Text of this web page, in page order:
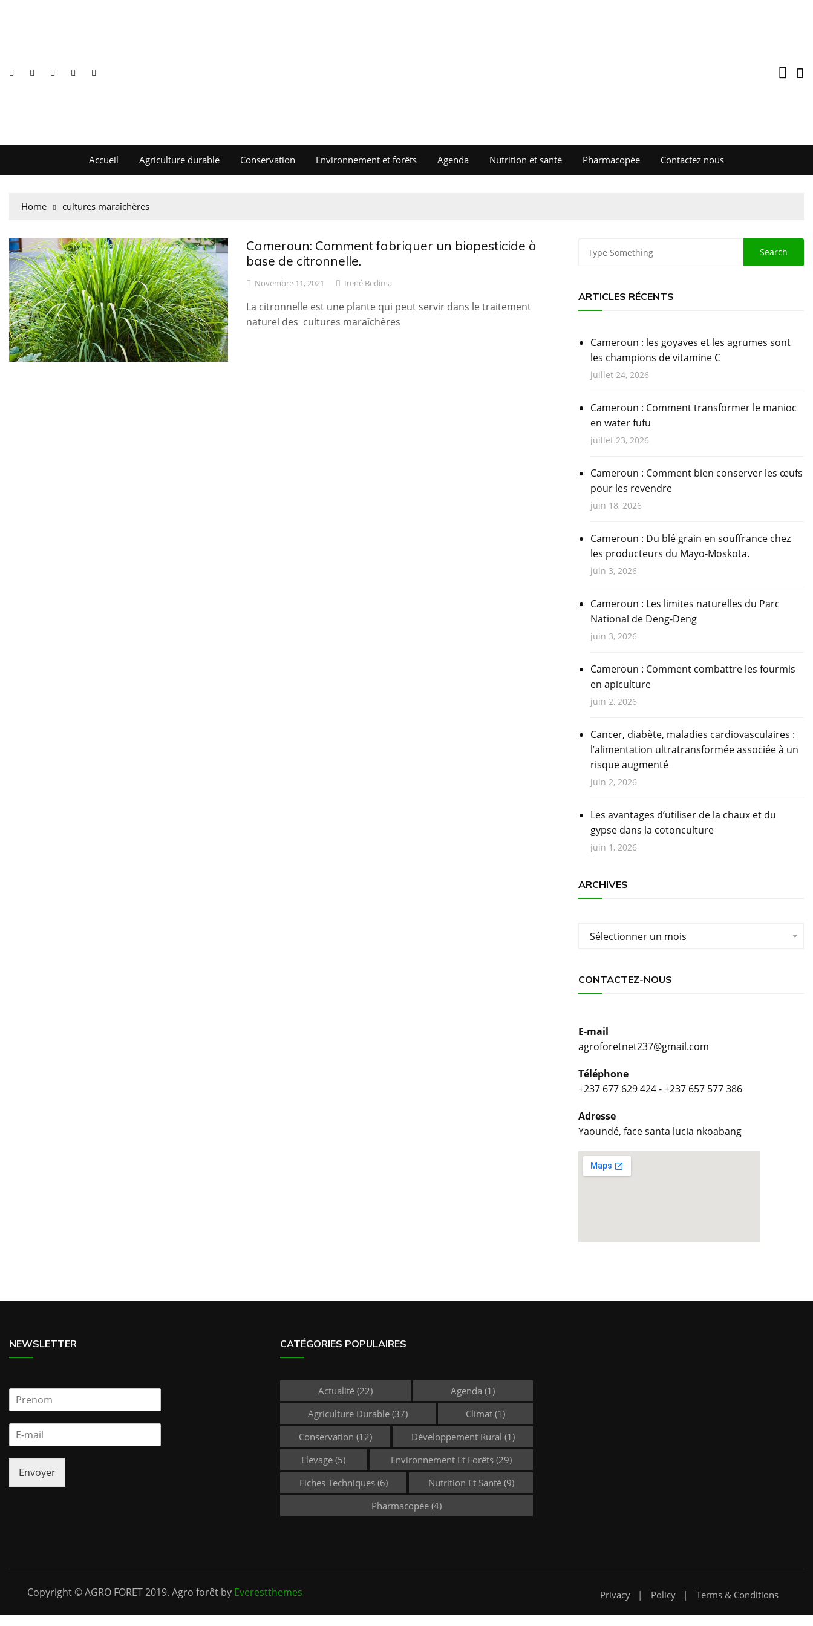
Accueil Agriculture durable Conservation Environnement et forêts Agenda Nutrition et santé Pharmacopée Contactez nous
Home cultures maraîchères
Cameroun: Comment fabriquer un biopesticide à
base de citronnelle.
Novembre 11, 2021 Irené Bedima
La citronnelle est une plante qui peut servir dans le traitement
naturel des cultures maraîchères
ARTICLES RÉCENTS
Cameroun : les goyaves et les agrumes sont
les champions de vitamine C
juillet 24, 2026
Cameroun : Comment transformer le manioc
en water fufu
juillet 23, 2026
Cameroun : Comment bien conserver les œufs
pour les revendre
juin 18, 2026
Cameroun : Du blé grain en souffrance chez
les producteurs du Mayo-Moskota.
juin 3, 2026
Cameroun : Les limites naturelles du Parc
National de Deng-Deng
juin 3, 2026
Cameroun : Comment combattre les fourmis
en apiculture
juin 2, 2026
Cancer, diabète, maladies cardiovasculaires :
l’alimentation ultratransformée associée à un
risque augmenté
juin 2, 2026
Les avantages d’utiliser de la chaux et du
gypse dans la cotonculture
juin 1, 2026
ARCHIVES
Archives
Sélectionner un mois
CONTACTEZ-NOUS
E-mail
agroforetnet237@gmail.com
Téléphone
+237 677 629 424 - +237 657 577 386
Adresse
Yaoundé, face santa lucia nkoabang
NEWSLETTER
l
Envoyer
CATÉGORIES POPULAIRES
Actualité(22) Agenda (1)
Agriculture Durable (37) Climat (1)
Conservation (12) Développement Rural (1)
Elevage (5) Environnement Et Forêts(29)
Fiches Techniques(6) Nutrition Et Santé(9)
Pharmacopée (4)
Copyright © AGRO FORET 2019. Agro forêt by Everestthemes Privacy Policy Terms & Conditions